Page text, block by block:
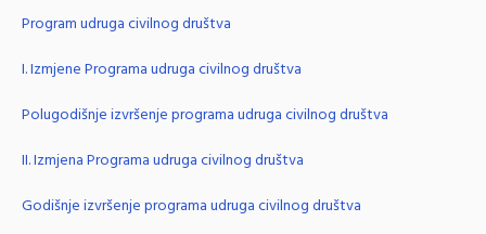
Program udruga civilnog društva
I. Izmjene Programa udruga civilnog društva
Polugodišnje izvršenje programa udruga civilnog društva
II. Izmjena Programa udruga civilnog društva
Godišnje izvršenje programa udruga civilnog društva